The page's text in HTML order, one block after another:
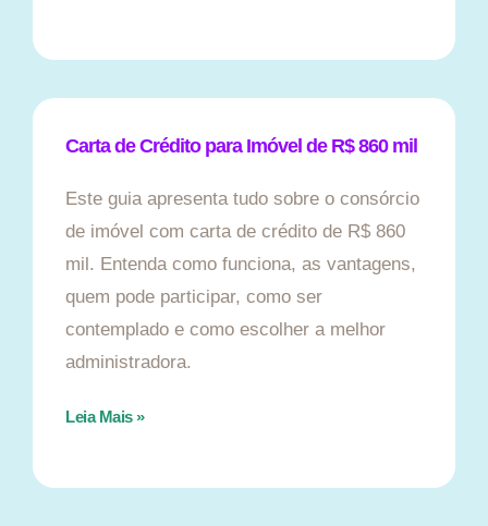
Carta de Crédito para Imóvel de R$ 860 mil
Este guia apresenta tudo sobre o consórcio
de imóvel com carta de crédito de R$ 860
mil. Entenda como funciona, as vantagens,
quem pode participar, como ser
contemplado e como escolher a melhor
administradora.
Leia Mais »